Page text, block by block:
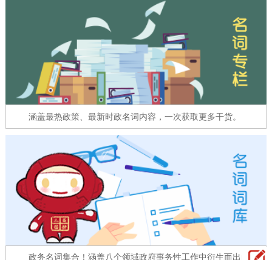
十六区概览 人文北京
绿色北京 图说北京 视频北京
多语种
ENGLISH 한국어 日本語
DEUTSCH FRANÇAIS РУССКИЙ ЯЗЫК
ESPAÑOL العربية PORTUGUÊS
ITALIANO
涵盖最热政策、最新时政名词内容，一次获取更多干货。
政务名词集合！涵盖八个领域政府事务性工作中衍生而出的名